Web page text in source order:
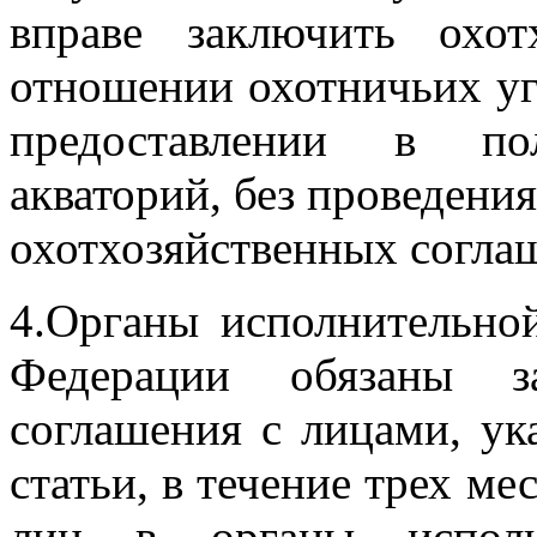
вправе заключить
отношении охотничьих
предоставлении в
акваторий, без
охотхозяйственных
4.Органы
Федерации обязаны
соглашения с лицами,
статьи, в течение трех